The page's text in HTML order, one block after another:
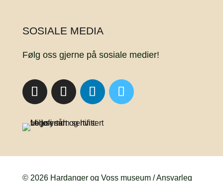
SOSIALE MEDIA
Følg oss gjerne på sosiale medier!
© 2026 Hardanger og Voss museum / Ansvarleg